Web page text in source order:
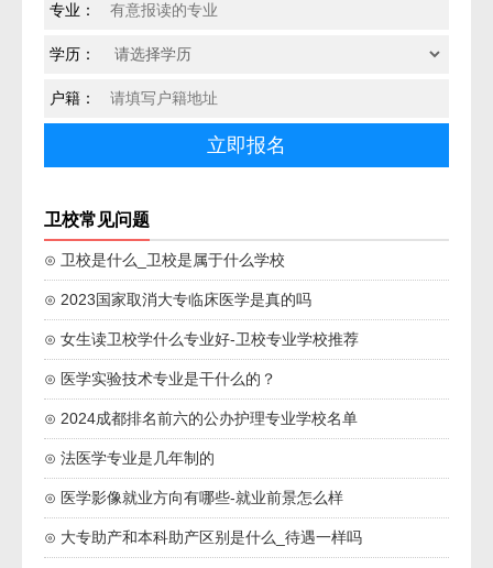
专业：
学历：
户籍：
卫校常见问题
⊙ 卫校是什么_卫校是属于什么学校
⊙ 2023国家取消大专临床医学是真的吗
⊙ 女生读卫校学什么专业好-卫校专业学校推荐
⊙ 医学实验技术专业是干什么的？
⊙ 2024成都排名前六的公办护理专业学校名单
⊙ 法医学专业是几年制的
⊙ 医学影像就业方向有哪些-就业前景怎么样
⊙ 大专助产和本科助产区别是什么_待遇一样吗